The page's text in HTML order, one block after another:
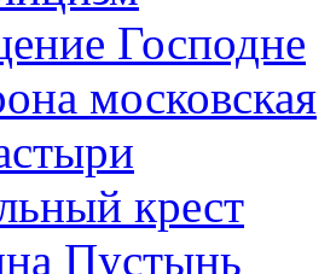
Господне
московская
крест
Пустынь